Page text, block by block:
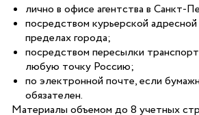
лично в офисе агентства в Санкт-
посредством курьерской адресной
пределах города;
посредством пересылки
любую точку Россию;
по электронной почте, если
обязателен.
Материалы объемом до 8 учетных